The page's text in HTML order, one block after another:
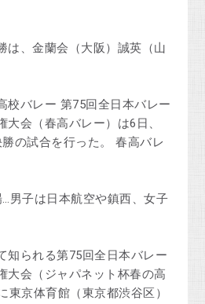
は、金蘭会（大阪）誠英（山
校バレー 第75回全日本バレー
会（春高バレー）は6日、
の試合を行った。 春高バレ
男子は日本航空や鎮西、女子
知られる第75回全日本バレー
大会（ジャパネット杯春の高
東京体育館（東京都渋谷区）